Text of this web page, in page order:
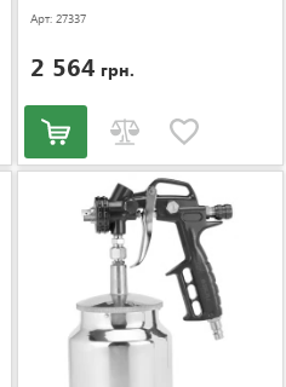
Арт: 27337
2 564 грн.